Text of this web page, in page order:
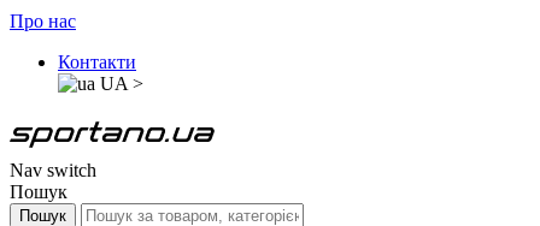
Про нас
Контакти
UA >
Nav switch
Пошук
Пошук